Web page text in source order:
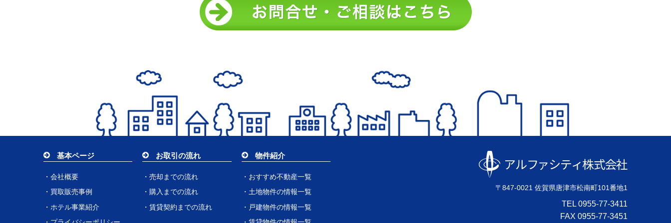
基本ページ
・会社概要
・買取販売事例
・ホテル事業紹介
お取引の流れ
・売却までの流れ
・購入までの流れ
・賃貸契約までの流れ
物件紹介
・おすすめ不動産一覧
・土地物件の情報一覧
・戸建物件の情報一覧
〒847-0021 佐賀県唐津市松南町101番地1
TEL 0955-77-3411
FAX 0955-77-3451